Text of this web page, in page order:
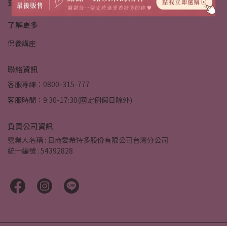
查詢 退款政策 隱私政策 服務條款 關於我們 客服中心
了解更多
保養講座
聯絡資訊
客服專線：0800-315-777
客服時間：9:30-17:30(國定例假日除外)
負責公司資訊
營業人名稱 : 日商愛希特多股份有限公司台灣分公司
統一編號 : 54392828